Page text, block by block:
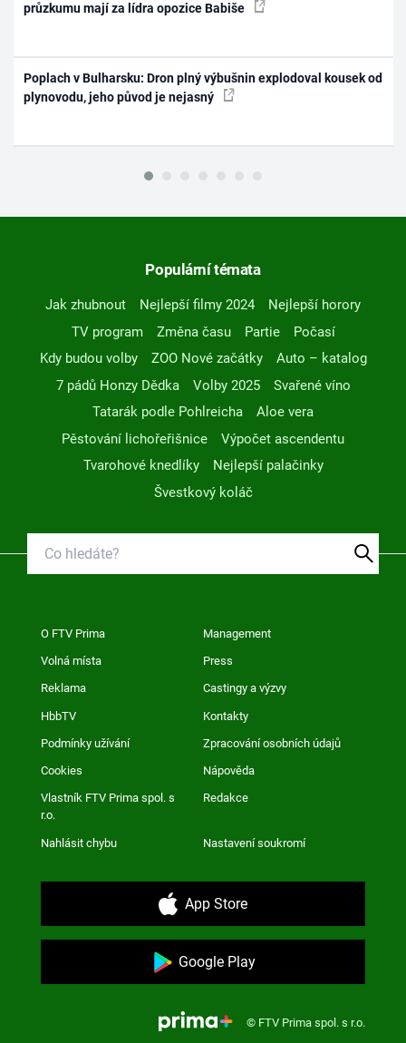
průzkumu mají za lídra opozice Babiše
Poplach v Bulharsku: Dron plný výbušnin explodoval kousek od
plynovodu, jeho původ je nejasný
Populární témata
Jak zhubnout Nejlepší filmy 2024
Nejlepší horory
TV program
Změna času Partie
Počasí
Kdy budou volby
ZOO Nové začátky
Auto – katalog
7 pádů Honzy Dědka
Volby 2025
Svařené víno
Tatarák podle Pohlreicha
Aloe vera
Pěstování lichořeřišnice
Výpočet ascendentu
Tvarohové knedlíky
Nejlepší palačinky
Švestkový koláč
O FTV Prima Management
Volná místa Press
Reklama Castingy a výzvy
HbbTV Kontakty
Podmínky užívání Zpracování osobních údajů
Cookies Nápověda
Vlastník FTV Prima spol. s
r.o.
Redakce
Nahlásit chybu Nastavení soukromí
App Store
Google Play
© FTV Prima spol. s r.o.